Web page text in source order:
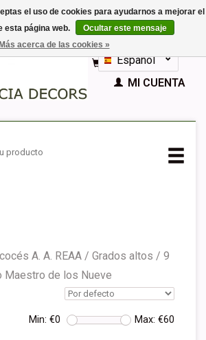
EUR
GBPEspañol
Nederlands
Français
CESTA (€0,00)
MI CUENTA
A. A. REAA / Grados altos / 9
Maestro de los Nueve
Min: €0 Max: €60
el uso de cookies para ayudarnos a mejorar el
esta página web.
Ocultar este mensaje
Más acerca de las cookies »